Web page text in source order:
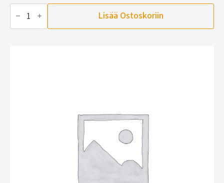
4h
Työturvallisuuskorttikoulutus
kortin
Lisää Ostoskoriin